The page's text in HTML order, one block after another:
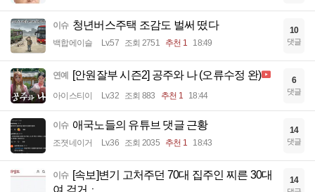
이슈 청년버스주택 조감도 벌써 떴다
백합에이슬 Lv.57 조회 2751 추천 1 18:49
10
댓글
연예 [안원잘부 시즌2] 공주와 나 (오류수정 완)
아이스티이 Lv.32 조회 883 추천 1 18:44
6
댓글
이슈 애국노들의 유튜브 댓글 근황
조졋네이거 Lv.36 조회 2035 추천 1 18:43
14
댓글
이슈 [속보]변기 고처주던 70대 집주인 찌른 30대
14